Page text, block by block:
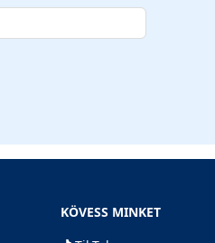
KÖVESS MINKET